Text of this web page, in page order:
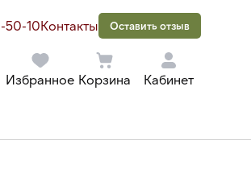
50-10Контакты Оставить отзыв
Избранное Корзина Кабинет